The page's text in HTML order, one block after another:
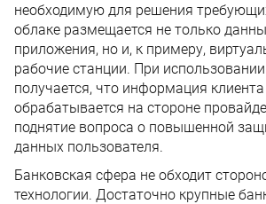
необходимую для решения
облаке размещается не только
приложения, но и, к примеру,
рабочие станции. При
получается, что информация
обрабатывается на стороне
поднятие вопроса о повышенной
данных пользователя.
Банковская сфера не обходит
технологии. Достаточно крупные